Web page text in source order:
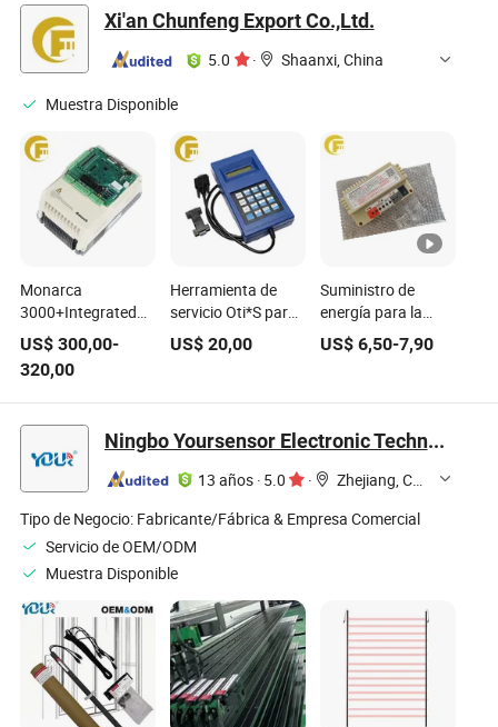
Xi'an Chunfeng Export Co.,Ltd.
5.0 · Shaanxi, China
Muestra Disponible
Monarca
3000+Integrated
Motor de Elevador
Monarca Inversor
Nice-L-C-
4005/7/11/15/18/22/30
Parte de Elevador
US$300,00-
320,00
Herramienta de
servicio Oti*S para
decodificar piezas
de elevador
US$ 20,00
Suministro de
energía para la
iluminación de
emergencia del
Rkp220/12 Parte
del elevador
US$ 6,50-7,90
Ningbo Yoursensor Electronic Technology Co., Ltd.
13 años · 5.0 ·
Zhejiang, China
Tipo de Negocio: Fabricante/Fábrica & Empresa Comercial
Servicio de OEM/ODM
Muestra Disponible